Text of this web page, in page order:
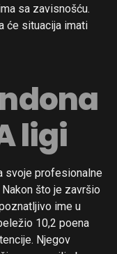
sa zavisnošću.
će situacija imati
ligi
svoje profesionalne
Nakon što je završio
ime u
10,2 poena
Njegov